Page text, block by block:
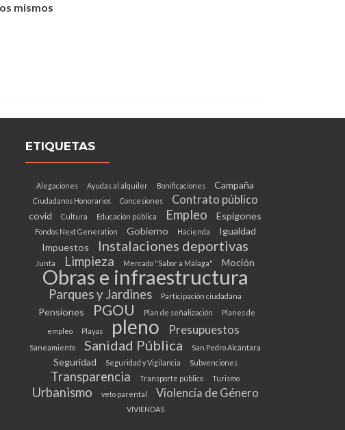
mismos
ETIQUETAS
Alegaciones Ayudas al alquiler Bonificaciones Campaña
Ciudadanos Honorarios Concesiones Contrato público
covid Cultura Educación pública Empleo Espigones
Fondos Next Generation Gobierno Hacienda
Igualdad
Impuestos
Instalaciones deportivas
Junta Limpieza Mercado "Sabor a Málaga" Moción
Obras e infraestructura
Parques y Jardines Participación ciudadana
Pensiones PGOU Plan de señalización Planes de
empleo Playas pleno Presupuestos
Saneamiento Sanidad Pública San Pedro Alcántara
Seguridad Seguridad y Vigilancia Subvenciones
Transparencia Transporte público Turismo
Urbanismo veto parental Violencia de Género
VIVIENDAS